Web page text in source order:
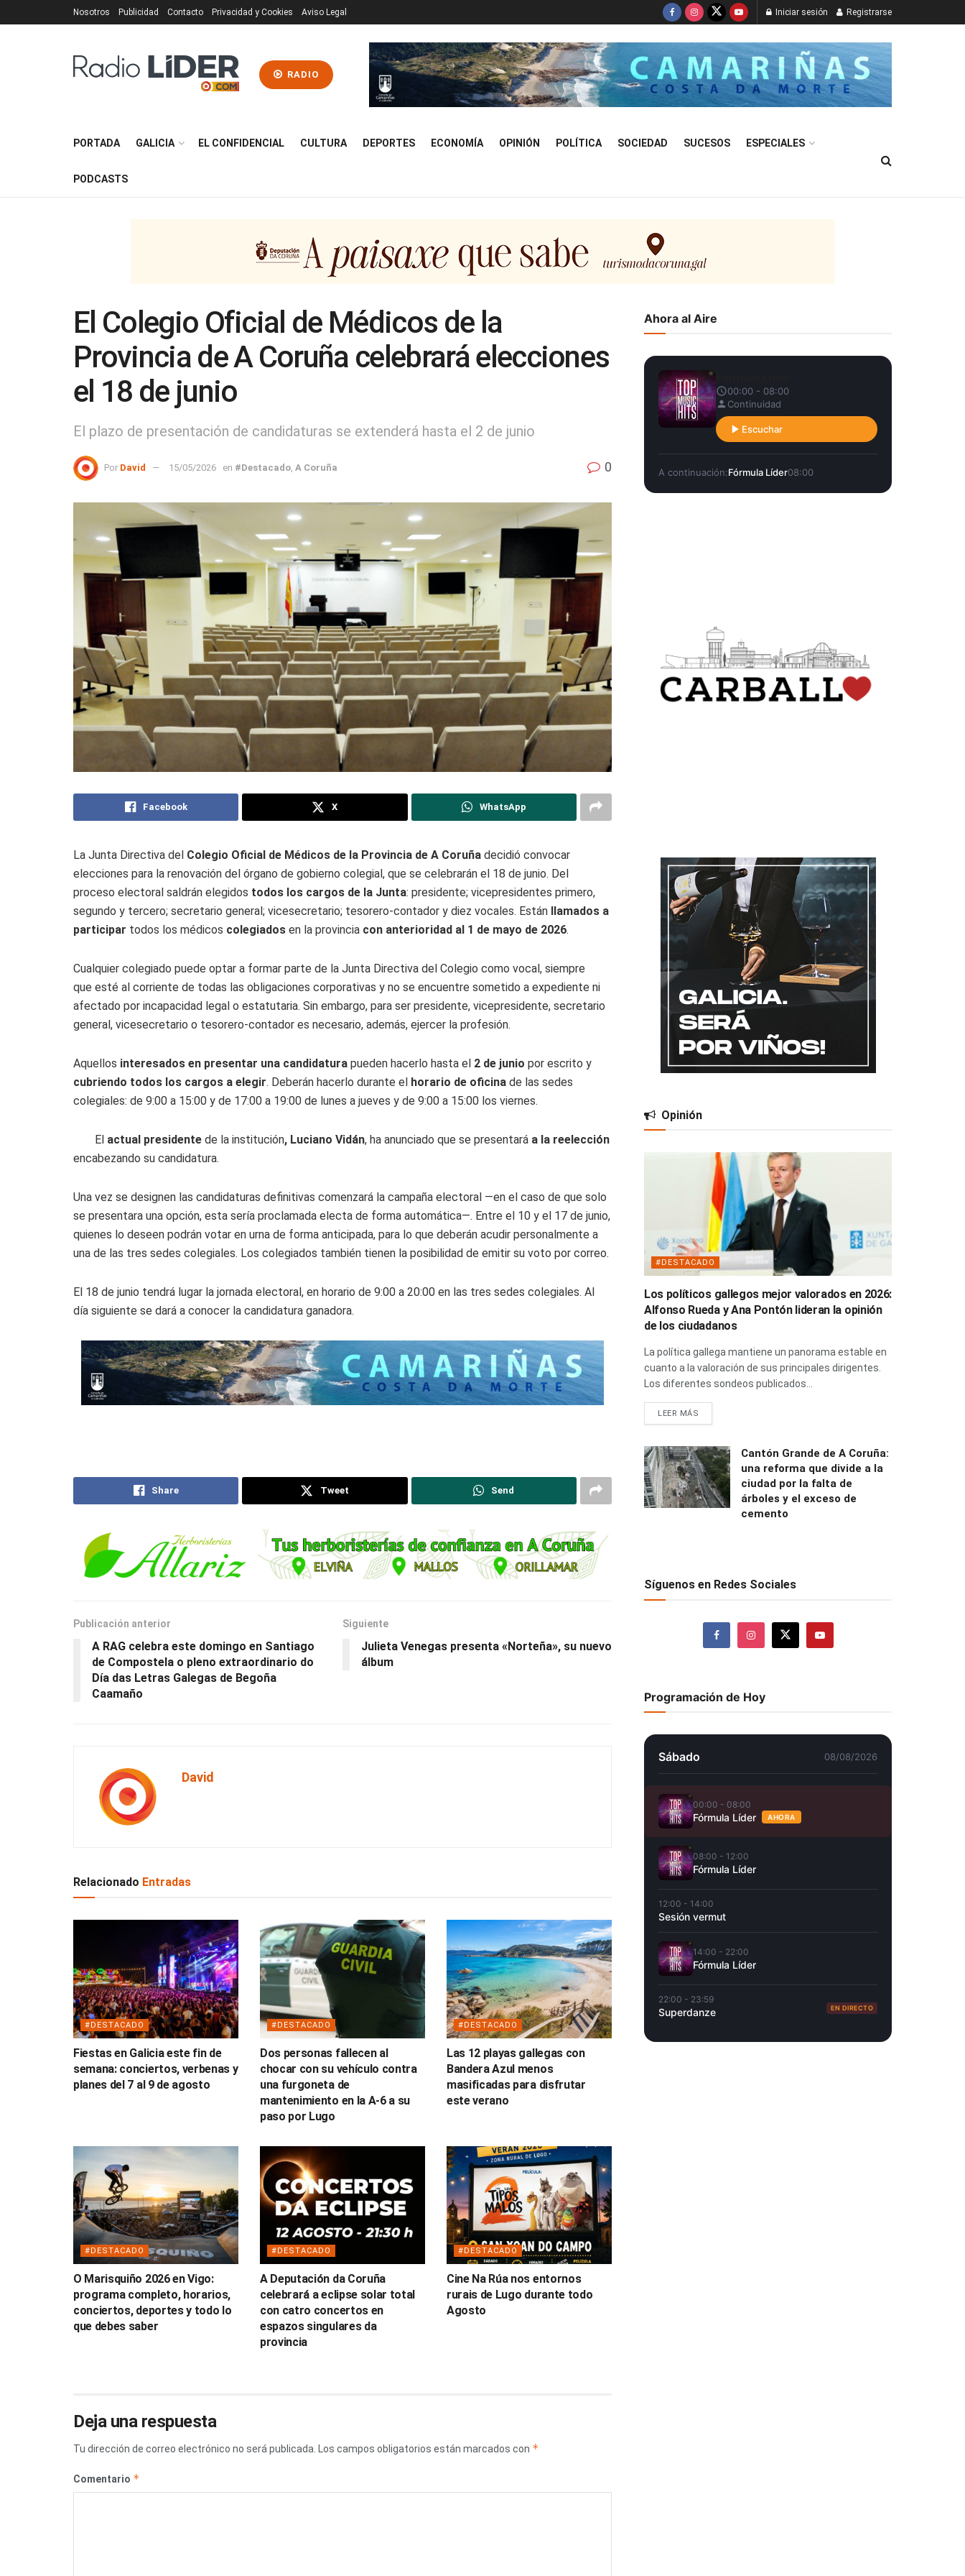
Nosotros Publicidad Contacto Privacidad y Cookies Aviso Legal Iniciar sesión Registrarse
RADIO
PORTADA GALICIA EL CONFIDENCIAL CULTURA DEPORTES ECONOMÍA OPINIÓN POLÍTICA SOCIEDAD SUCESOS ESPECIALES
PODCASTS
El Colegio Oficial de Médicos de la
Provincia de A Coruña celebrará elecciones
el 18 de junio
El plazo de presentación de candidaturas se extenderá hasta el 2 de junio
Por David 15/05/2026 en #Destacado A Coruña 0
Facebook X WhatsApp
La Junta Directiva del Colegio Oficial de Médicos de la Provincia de A Coruña decidió convocar
elecciones para la renovación del órgano de gobierno colegial, que se celebrarán el 18 de junio. Del
proceso electoral saldrán elegidos todos los cargos de la Junta: presidente; vicepresidentes primero,
segundo y tercero; secretario general; vicesecretario; tesorero-contador y diez vocales. Están llamados a
participar todos los médicos colegiados en la provincia con anterioridad al 1 de mayo de 2026.
Cualquier colegiado puede optar a formar parte de la Junta Directiva del Colegio como vocal, siempre
que esté al corriente de todas las obligaciones corporativas y no se encuentre sometido a expediente ni
afectado por incapacidad legal o estatutaria. Sin embargo, para ser presidente, vicepresidente, secretario
general, vicesecretario o tesorero-contador es necesario, además, ejercer la profesión.
Aquellos interesados en presentar una candidatura pueden hacerlo hasta el 2 de junio por escrito y
cubriendo todos los cargos a elegir. Deberán hacerlo durante el horario de oficina de las sedes
colegiales: de 9:00 a 15:00 y de 17:00 a 19:00 de lunes a jueves y de 9:00 a 15:00 los viernes.
El actual presidente de la institución, Luciano Vidán, ha anunciado que se presentará a la reelección
encabezando su candidatura.
Una vez se designen las candidaturas definitivas comenzará la campaña electoral —en el caso de que solo
se presentara una opción, esta sería proclamada electa de forma automática—. Entre el 10 y el 17 de junio,
quienes lo deseen podrán votar en urna de forma anticipada, para lo que deberán acudir personalmente a
una de las tres sedes colegiales. Los colegiados también tienen la posibilidad de emitir su voto por correo.
El 18 de junio tendrá lugar la jornada electoral, en horario de 9:00 a 20:00 en las tres sedes colegiales. Al
día siguiente se dará a conocer la candidatura ganadora.
Share Tweet Send
Publicación anterior
A RAG celebra este domingo en Santiago
de Compostela o pleno extraordinario do
Día das Letras Galegas de Begoña
Caamaño
Siguiente
Julieta Venegas presenta «Norteña», su nuevo
álbum
David
Relacionado Entradas
#DESTACADO
Fiestas en Galicia este fin de
semana: conciertos, verbenas y
planes del 7 al 9 de agosto
#DESTACADO
Dos personas fallecen al
chocar con su vehículo contra
una furgoneta de
mantenimiento en la A-6 a su
paso por Lugo
#DESTACADO
Las 12 playas gallegas con
Bandera Azul menos
masificadas para disfrutar
este verano
#DESTACADO
O Marisquiño 2026 en Vigo:
programa completo, horarios,
conciertos, deportes y todo lo
que debes saber
#DESTACADO
A Deputación da Coruña
celebrará a eclipse solar total
con catro concertos en
espazos singulares da
provincia
#DESTACADO
Cine Na Rúa nos entornos
rurais de Lugo durante todo
Agosto
Deja una respuesta
Tu dirección de correo electrónico no será publicada. Los campos obligatorios están marcados con *
Comentario *
Ahora al Aire
00:00 - 08:00
Continuidad
Escuchar
A continuación:Fórmula Líder08:00
Opinión
#DESTACADO
Los políticos gallegos mejor valorados en 2026:
Alfonso Rueda y Ana Pontón lideran la opinión
de los ciudadanos
La política gallega mantiene un panorama estable en
cuanto a la valoración de sus principales dirigentes.
Los diferentes sondeos publicados...
LEER MÁS
Cantón Grande de A Coruña:
una reforma que divide a la
ciudad por la falta de
árboles y el exceso de
cemento
Síguenos en Redes Sociales
Programación de Hoy
Sábado 08/08/2026
00:00 - 08:00
Fórmula Líder AHORA
08:00 - 12:00
Fórmula Líder
12:00 - 14:00
Sesión vermut
14:00 - 22:00
Fórmula Líder
22:00 - 23:59
Superdanze EN DIRECTO